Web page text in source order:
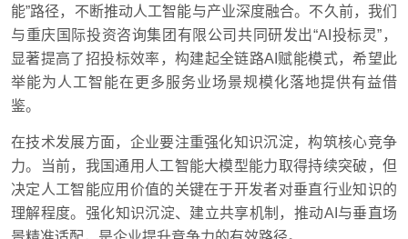
能”路径，不断推动人工智能与产业深度融合。不久前，我们
与重庆国际投资咨询集团有限公司共同研发出“AI投标灵”，
显著提高了招投标效率，构建起全链路AI赋能模式，希望此
举能为人工智能在更多服务业场景规模化落地提供有益借
鉴。
在技术发展方面，企业要注重强化知识沉淀，构筑核心竞争
力。当前，我国通用人工智能大模型能力取得持续突破，但
决定人工智能应用价值的关键在于开发者对垂直行业知识的
理解程度。强化知识沉淀、建立共享机制，推动AI与垂直场